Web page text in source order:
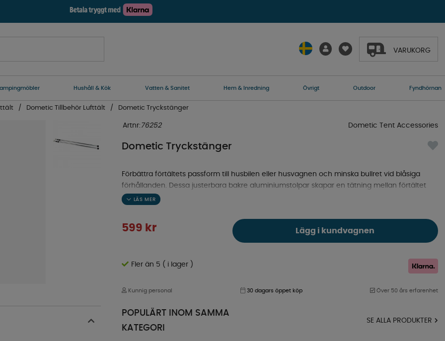
VARUKORG
Hushåll & Kök Vatten & Sanitet Hem & Inredning Övrigt Outdoor Fyndhörnan
Dometic Tillbehör Lufttält Dometic Tryckstänger
Artnr: 76252
Dometic Tryckstänger
Förbättra förtältets passform till husbilen eller husvagnen och minska bullret vid blåsiga
förhållanden. Dessa justerbara bakre aluminiumstolpar skapar en tätning mellan förtältet
och fordonet.
599 kr
Dometic Tent Accessories
Lägg i kundvagnen
Fler än 5 ( i lager )
Kunnig personal 30 dagars öppet köp Över 50 års erfarenhet
POPULÄRT INOM SAMMA
KATEGORI
SE ALLA PRODUKTER